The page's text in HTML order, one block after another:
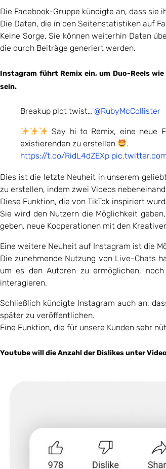
Die Facebook-Gruppe kündigte an, dass sie
Die Daten, die in den Seitenstatistiken auf
Keine Sorge, Sie können weiterhin Daten
die durch Beiträge generiert werden.
Instagram führt Remix ein, um Duo-Reels
sein.
Breakup plot twist… @RubyMcCollister
Say hi to Remix, eine neue
existierenden zu erstellen
.
https://t.co/RidL4dZEXp
Dies ist die letzte Neuheit in unserem
zu erstellen, indem zwei Videos
Diese Funktion, die von TikTok inspiriert
Sie wird den Nutzern die Möglichkeit
geben, neue Kooperationen mit den
Eine weitere Neuheit auf Instagram ist die
Die zunehmende Nutzung von Live-Chats
um es den Autoren zu ermöglichen,
interagieren.
Schließlich kündigte Instagram auch an,
später zu veröffentlichen.
Eine Funktion, die für unsere Kunden sehr
Youtube will die Anzahl der Dislikes unter